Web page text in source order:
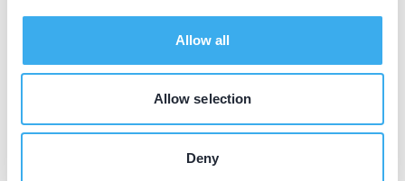
Allow all
Allow selection
Deny
Praktijkgegevens
Mondzorgpraktijk Franken
Sint Maartenslaan 41, Weert 6001 CC
Meer informatie praktijk